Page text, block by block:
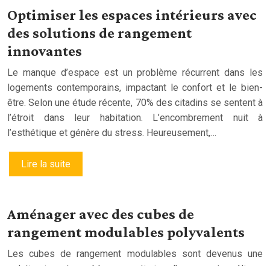
Optimiser les espaces intérieurs avec
des solutions de rangement
innovantes
Le manque d’espace est un problème récurrent dans les
logements contemporains, impactant le confort et le bien-
être. Selon une étude récente, 70% des citadins se sentent à
l’étroit dans leur habitation. L’encombrement nuit à
l’esthétique et génère du stress. Heureusement,…
Lire la suite
Aménager avec des cubes de
rangement modulables polyvalents
Les cubes de rangement modulables sont devenus une